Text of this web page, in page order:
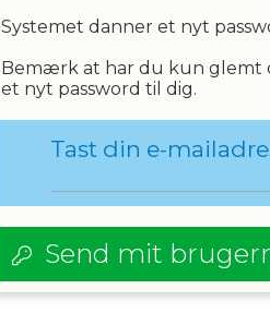
Systemet danner et nyt
Bemærk at har du kun glemt
et nyt password til dig.
Tast din e-
Send mit